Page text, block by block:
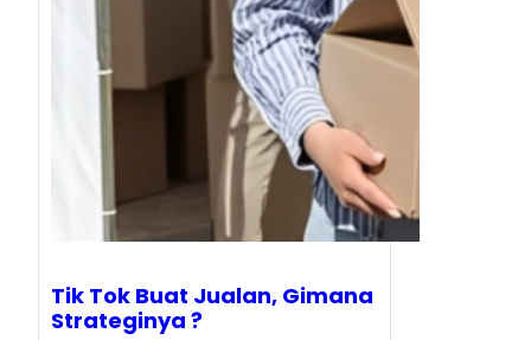
Tik Tok Buat Jualan, Gimana
Strateginya ?